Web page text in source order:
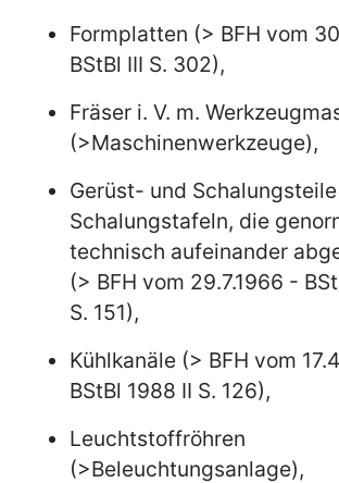
Formplatten (> BFH vom
BStBl III S. 302),
Fräser i. V. m.
(>Maschinenwerkzeuge),
Gerüst- und
Schalungstafeln, die
technisch aufeinander
(> BFH vom 29.7.1966 -
S. 151),
Kühlkanäle (> BFH vom
BStBl 1988 II S. 126),
Leuchtstoffröhren
(>Beleuchtungsanlage),